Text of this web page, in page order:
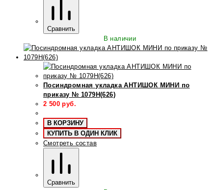
Сравнить
В наличии
Посиндромная укладка АНТИШОК МИНИ по
приказу № 1079Н(626)
2 500 руб.
В КОРЗИНУ
КУПИТЬ В ОДИН КЛИК
Смотреть состав
Сравнить